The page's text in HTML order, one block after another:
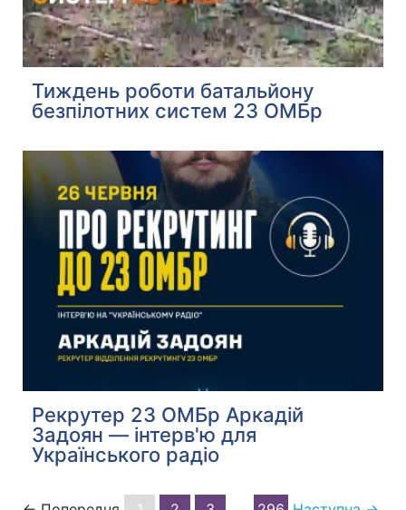
Тиждень роботи батальйону
безпілотних систем 23 ОМБр
Рекрутер 23 ОМБр Аркадій
Задоян — інтерв'ю для
Українського радіо